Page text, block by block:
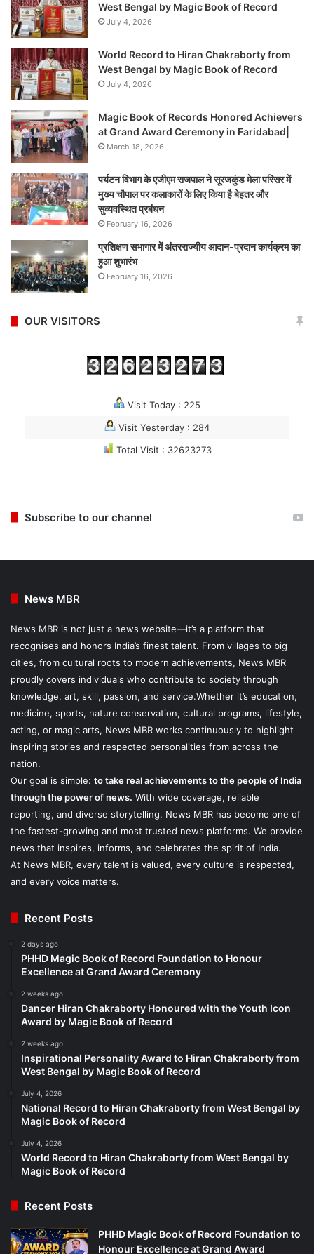
West Bengal by Magic Book of Record
July 4, 2026
World Record to Hiran Chakraborty from
West Bengal by Magic Book of Record
July 4, 2026
Magic Book of Records Honored Achievers
at Grand Award Ceremony in Faridabad|
March 18, 2026
पर्यटन विभाग के एजीएम राजपाल ने सूरजकुंड मेला परिसर में
मुख्य चौपाल पर कलाकारों के लिए किया है बेहतर और
सुव्यवस्थित प्रबंधन
February 16, 2026
प्रशिक्षण सभागार में अंतरराज्यीय आदान-प्रदान कार्यक्रम का
हुआ शुभारंभ
February 16, 2026
OUR VISITORS
Visit Today : 225
Visit Yesterday : 284
Total Visit : 32623273
Subscribe to our channel
News MBR
News MBR is not just a news website—it’s a platform that
recognises and honors India’s finest talent. From villages to big
cities, from cultural roots to modern achievements, News MBR
proudly covers individuals who contribute to society through
knowledge, art, skill, passion, and service.Whether it’s education,
medicine, sports, nature conservation, cultural programs, lifestyle,
acting, or magic arts, News MBR works continuously to highlight
inspiring stories and respected personalities from across the
nation.
Our goal is simple: to take real achievements to the people of India
through the power of news. With wide coverage, reliable
reporting, and diverse storytelling, News MBR has become one of
the fastest-growing and most trusted news platforms. We provide
news that inspires, informs, and celebrates the spirit of India.
At News MBR, every talent is valued, every culture is respected,
and every voice matters.
Recent Posts
2 days ago
PHHD Magic Book of Record Foundation to Honour
Excellence at Grand Award Ceremony
2 weeks ago
Dancer Hiran Chakraborty Honoured with the Youth Icon
Award by Magic Book of Record
2 weeks ago
Inspirational Personality Award to Hiran Chakraborty from
West Bengal by Magic Book of Record
July 4, 2026
National Record to Hiran Chakraborty from West Bengal by
Magic Book of Record
July 4, 2026
World Record to Hiran Chakraborty from West Bengal by
Magic Book of Record
Recent Posts
PHHD Magic Book of Record Foundation to
Honour Excellence at Grand Award